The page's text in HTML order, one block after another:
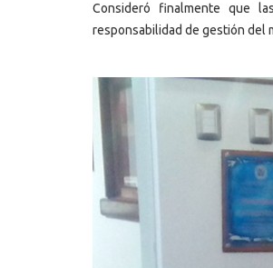
Consideró finalmente que
responsabilidad de gestión del